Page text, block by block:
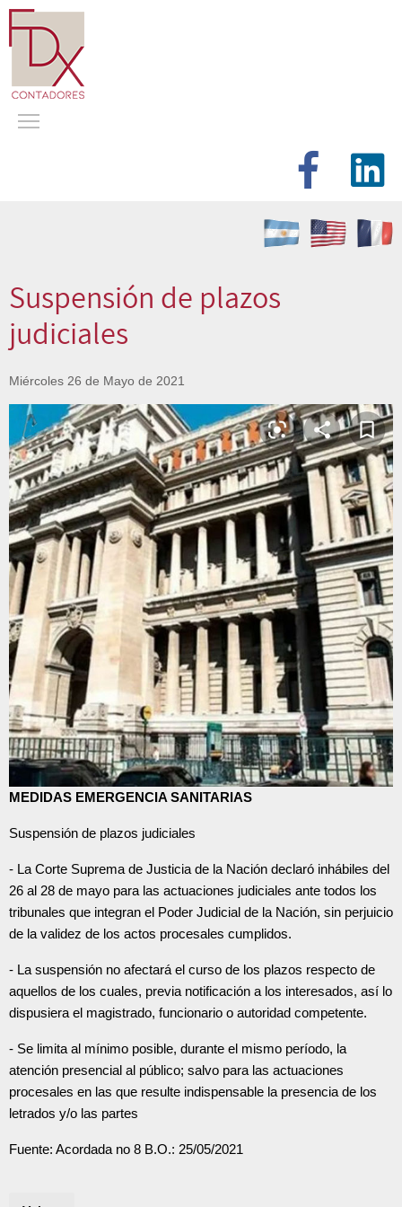
Suspensión de plazos
judiciales
Miércoles 26 de Mayo de 2021
MEDIDAS EMERGENCIA SANITARIAS
Suspensión de plazos judiciales
- La Corte Suprema de Justicia de la Nación declaró inhábiles del
26 al 28 de mayo para las actuaciones judiciales ante todos los
tribunales que integran el Poder Judicial de la Nación, sin perjuicio
de la validez de los actos procesales cumplidos.
- La suspensión no afectará el curso de los plazos respecto de
aquellos de los cuales, previa notificación a los interesados, así lo
dispusiera el magistrado, funcionario o autoridad competente.
- Se limita al mínimo posible, durante el mismo período, la
atención presencial al público; salvo para las actuaciones
procesales en las que resulte indispensable la presencia de los
letrados y/o las partes
Fuente: Acordada no 8 B.O.: 25/05/2021